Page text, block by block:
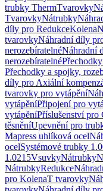
trubky ThermTvarovky
TvarovkyNátrubky
díly pro RedukceKolena
tvarovkyNáhradní díly
nerozebíratelnéNáhradní
nerozebíratelné
Přechodky a spojky,
díly pro Axiální
tvarovky pro vytápění
vytápěníPřipojení pro
vytápěníPříslušenství pro
těsněníUpevnění pro
Mapress uhlíková ocel
ocelSystémové trubky
1.0215VsuvkyNátrubky
NátrubkyRedukce
pro KolenaT tvarovky